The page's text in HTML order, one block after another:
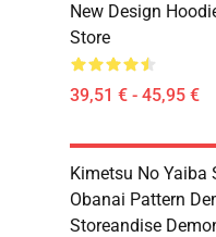
New Design
Store
39,51 € - 45,95 €
Kimetsu No Yaiba
Obanai Pattern
Storeandise